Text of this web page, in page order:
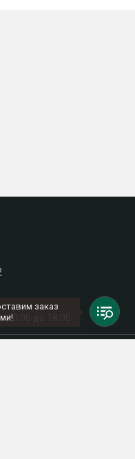
до 18:00
заказ